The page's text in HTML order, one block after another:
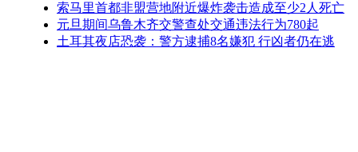
索马里首都非盟营地附近爆炸袭击造成至少2人死亡
元旦期间乌鲁木齐交警查处交通违法行为780起
土耳其夜店恐袭：警方逮捕8名嫌犯 行凶者仍在逃